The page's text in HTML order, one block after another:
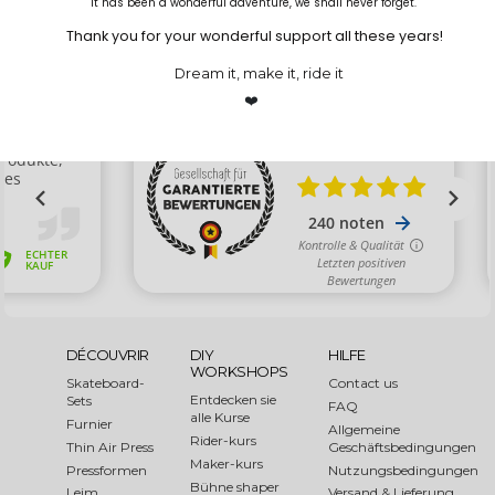
DÉCOUVRIR
Skateboard-
Sets
Furnier
Thin Air Press
Pressformen
DIY
WORKSHOPS
Entdecken sie
alle Kurse
Rider-kurs
Maker-kurs
Bühne shaper
HILFE
Contact us
FAQ
Allgemeine
Geschäftsbedingungen
Nutzungsbedingungen
Thank you for your wonderful support all these years!
❤️
It has been a wonderful adventure, we shall never forget.
Dream it, make it, ride it